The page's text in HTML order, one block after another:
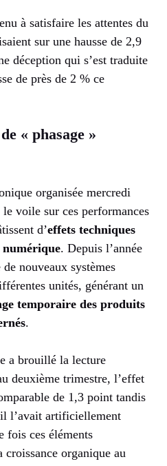
à satisfaire les attentes du
sur une hausse de 2,9
déception qui s’est traduite
de près de 2 % ce
« phasage »
organisée mercredi
voile sur ces performances
d’effets techniques
. Depuis l’année
nouveaux systèmes
unités, générant un
temporaire des produits
.
a brouillé la lecture
deuxième trimestre, l’effet
de 1,3 point tandis
l’avait artificiellement
fois ces éléments
organique au